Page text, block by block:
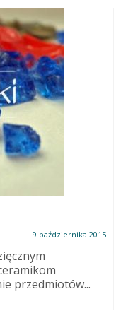
9 października 2015
przedmiotów...